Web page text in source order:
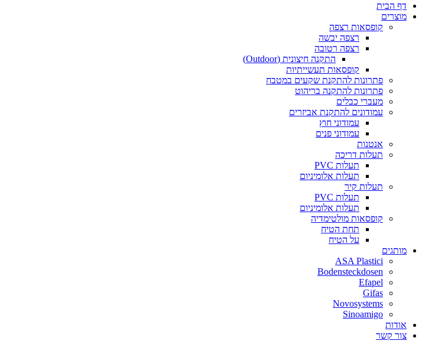
דף הבית
מוצרים
קופסאות רצפה
רצפה יבשה
רצפה רטובה
התקנה חיצונית (Outdoor)
קופסאות תעשייתיות
פתרונות להתקנת שקעים במטבח
פתרונות להתקנה בריהוט
מעברי כבלים
עמודונים להתקנת אביזרים
עמודוני חוץ
עמודוני פנים
אנטנות
תעלות דריכה
תעלות PVC
תעלות אלומיניום
תעלות קיר
תעלות PVC
תעלות אלומיניום
קופסאות מולטימדיה
תחת הטיח
על הטיח
מותגים
ASA Plastici
Bodensteckdosen
Efapel
Gifas
Novosystems
Sinoamigo
אודות
צור קשר